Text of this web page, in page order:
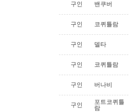
구인 밴쿠버
구인 코퀴틀람
구인 델타
구인 코퀴틀람
구인 버나비
구인
포트코퀴틀
람